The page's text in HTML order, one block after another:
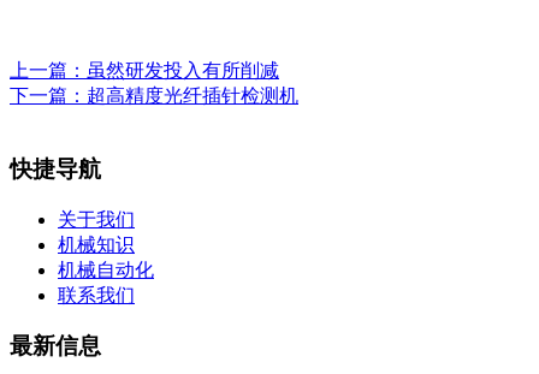
上一篇： 虽然研发投入有所削减
下一篇： 超高精度光纤插针检测机
快捷导航
关于我们
机械知识
机械自动化
联系我们
最新信息